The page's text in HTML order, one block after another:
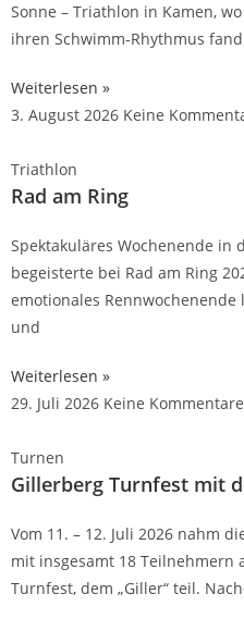
Sonne – Triathlon in Kamen,
ihren Schwimm-Rhythmus
Weiterlesen »
3. August 2026 Keine
Triathlon
Rad am Ring
Spektakuläres Wochenende in
begeisterte bei Rad am Ring
emotionales
und
Weiterlesen »
29. Juli 2026 Keine Kommentare
Turnen
Gillerberg Turnfest mit
Vom 11. – 12. Juli 2026 nahm
mit insgesamt 18 Teilnehmern
Turnfest, dem „Giller“ teil.